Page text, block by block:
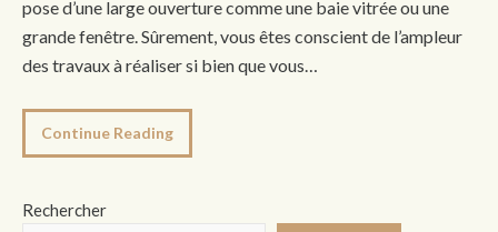
pose d’une large ouverture comme une baie vitrée ou une
grande fenêtre. Sûrement, vous êtes conscient de l’ampleur
des travaux à réaliser si bien que vous…
Continue Reading
Rechercher